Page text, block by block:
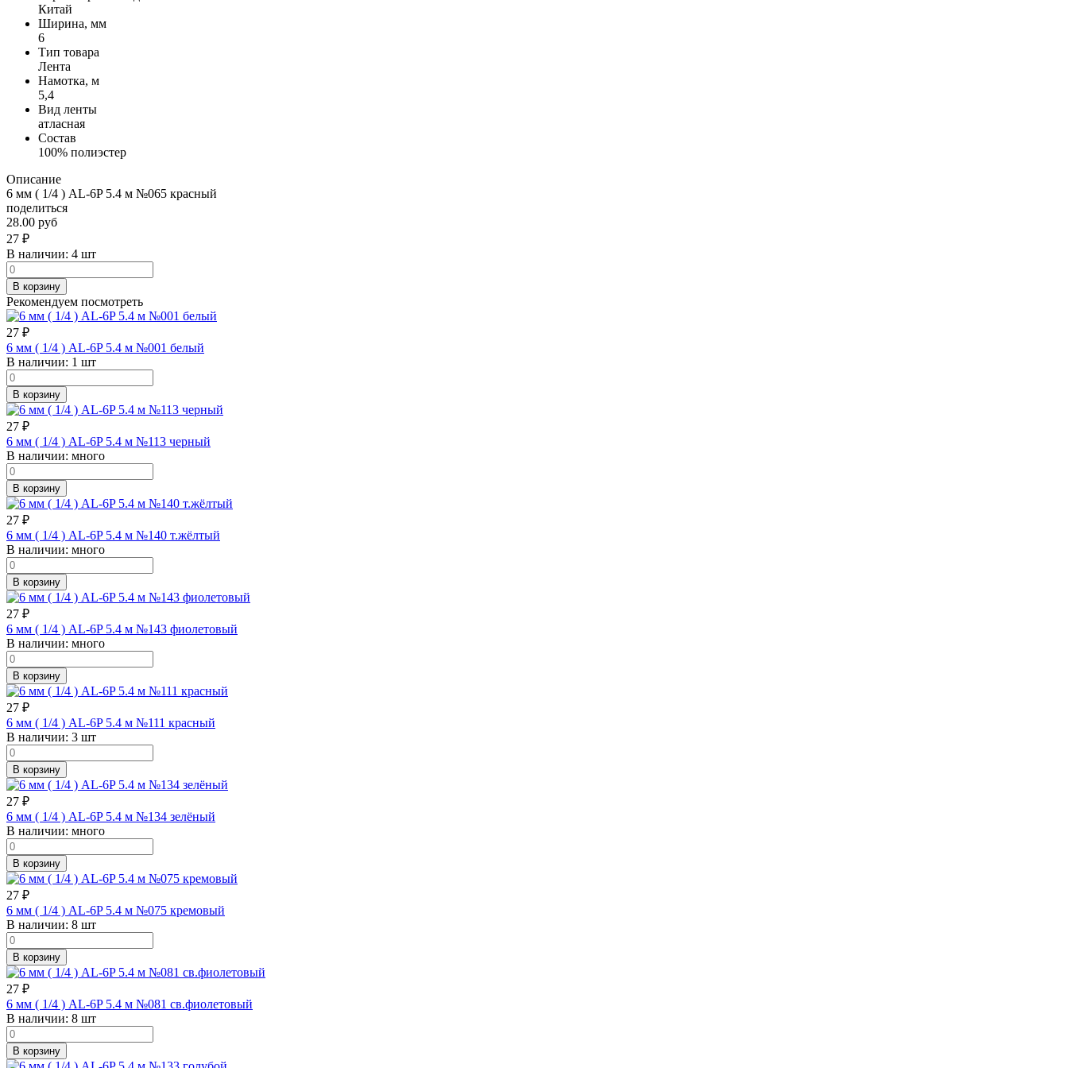
Китай
Ширина, мм
6
Тип товара
Лента
Намотка, м
5,4
Вид ленты
атласная
Состав
100% полиэстер
Описание
6 мм ( 1/4 ) AL-6P 5.4 м №065 красный
поделиться
28.00 руб
27 ₽
В наличии: 4 шт
В корзину
Рекомендуем посмотреть
27 ₽
6 мм ( 1/4 ) AL-6P 5.4 м №001 белый
В наличии: 1 шт
В корзину
27 ₽
6 мм ( 1/4 ) AL-6P 5.4 м №113 черный
В наличии: много
В корзину
27 ₽
6 мм ( 1/4 ) AL-6P 5.4 м №140 т.жёлтый
В наличии: много
В корзину
27 ₽
6 мм ( 1/4 ) AL-6P 5.4 м №143 фиолетовый
В наличии: много
В корзину
27 ₽
6 мм ( 1/4 ) AL-6P 5.4 м №111 красный
В наличии: 3 шт
В корзину
27 ₽
6 мм ( 1/4 ) AL-6P 5.4 м №134 зелёный
В наличии: много
В корзину
27 ₽
6 мм ( 1/4 ) AL-6P 5.4 м №075 кремовый
В наличии: 8 шт
В корзину
27 ₽
6 мм ( 1/4 ) AL-6P 5.4 м №081 св.фиолетовый
В наличии: 8 шт
В корзину